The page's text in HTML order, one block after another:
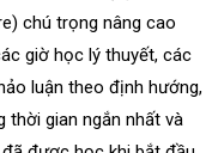
chú trọng nâng cao
giờ học lý thuyết, các
luận theo định hướng,
thời gian ngắn nhất và